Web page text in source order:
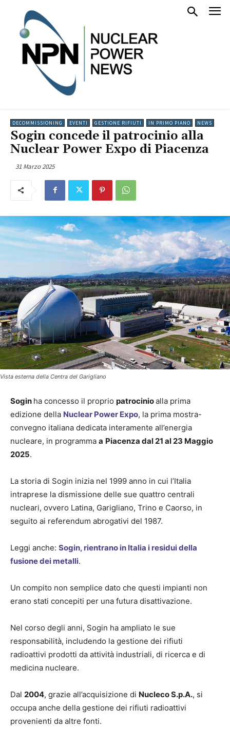
DECOMMISSIONING EVENTI GESTIONE RIFIUTI IN PRIMO PIANO NEWS
Sogin concede il patrocinio alla
Nuclear Power Expo di Piacenza
31 Marzo 2025
Vista esterna della Centra del Garigliano
Sogin ha concesso il proprio patrocinioalla prima
edizione della Nuclear Power Expo, la prima mostra-
convegno italiana dedicata interamente all’energia
nucleare, in programma a Piacenza dal 21 al 23 Maggio
2025.
La storia di Sogin inizia nel 1999 anno in cui l’Italia
intraprese la dismissione delle sue quattro centrali
nucleari, ovvero Latina, Garigliano, Trino e Caorso, in
seguito ai referendum abrogativi del 1987.
Leggi anche: Sogin, rientrano in Italia i residui della
fusione dei metalli.
Un compito non semplice dato che questi impianti non
erano stati concepiti per una futura disattivazione.
Nel corso degli anni, Sogin ha ampliato le sue
responsabilità, includendo la gestione dei rifiuti
radioattivi prodotti da attività industriali, di ricerca e di
medicina nucleare.
Dal 2004, grazie all’acquisizione di Nucleco S.p.A., si
occupa anche della gestione dei rifiuti radioattivi
provenienti da altre fonti.